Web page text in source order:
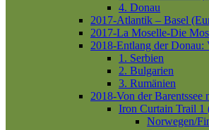
4. Donau
2017-Atlantik – Basel
2017-La Moselle-Die
2018-Entlang der Donau:
1. Serbien
2. Bulgarien
3. Rumänien
2018-Von der Barentssee
Iron Curtain Trail 1
Norwegen/